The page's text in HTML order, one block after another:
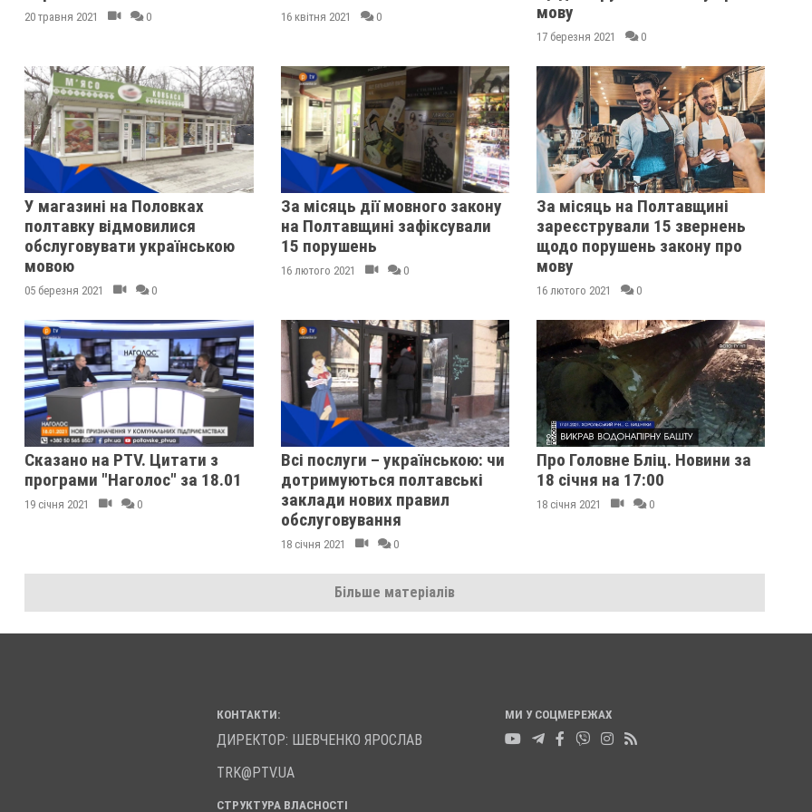
20 травня 2021 0 16 квітня 2021 0
мову
17 березня 2021 0
У магазині на Половках
полтавку відмовилися
обслуговувати українською
мовою
05 березня 2021 0
За місяць дії мовного закону
на Полтавщині зафіксували
15 порушень
16 лютого 2021 0
За місяць на Полтавщині
зареєстрували 15 звернень
щодо порушень закону про
мову
16 лютого 2021 0
Сказано на PTV. Цитати з
програми "Наголос" за 18.01
19 січня 2021 0
Всі послуги – українською: чи
дотримуються полтавські
заклади нових правил
обслуговування
18 січня 2021 0
Про Головне Бліц. Новини за
18 січня на 17:00
18 січня 2021 0
Більше матеріалів
КОНТАКТИ:
ДИРЕКТОР: ШЕВЧЕНКО ЯРОСЛАВ
TRK@PTV.UA
СТРУКТУРА ВЛАСНОСТІ
МИ У СОЦМЕРЕЖАХ